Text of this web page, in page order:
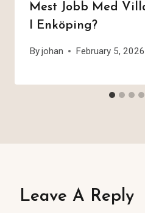
Mest Jobb Med
I Enköping?
Byjohan February 5, 2026
Leave A Reply